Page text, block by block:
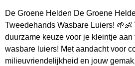
De Groene Helden De Groene
Tweedehands Wasbare Luiers!
duurzame keuze voor je kleintje aan
wasbare luiers! Met aandacht voor
milieuvriendelijkheid en jouw